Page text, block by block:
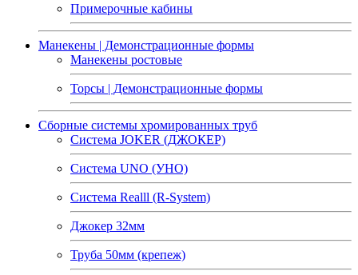
Примерочные кабины
Манекены | Демонстрационные формы
Манекены ростовые
Торсы | Демонстрационные формы
Сборные системы хромированных труб
Система JOKER (ДЖОКЕР)
Система UNO (УНО)
Система Realll (R-System)
Джокер 32мм
Труба 50мм (крепеж)